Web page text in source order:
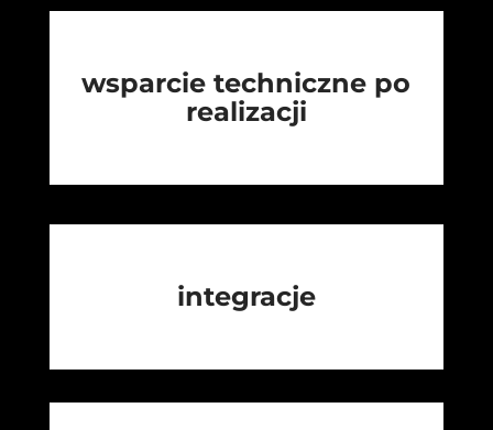
wsparcie techniczne po
realizacji
integracje